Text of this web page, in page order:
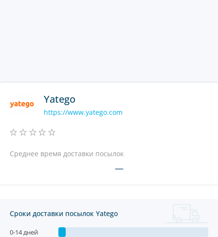
Yatego
https://www.yatego.com
Среднее время доставки посылок
—
Сроки доставки посылок Yatego
0-14 дней